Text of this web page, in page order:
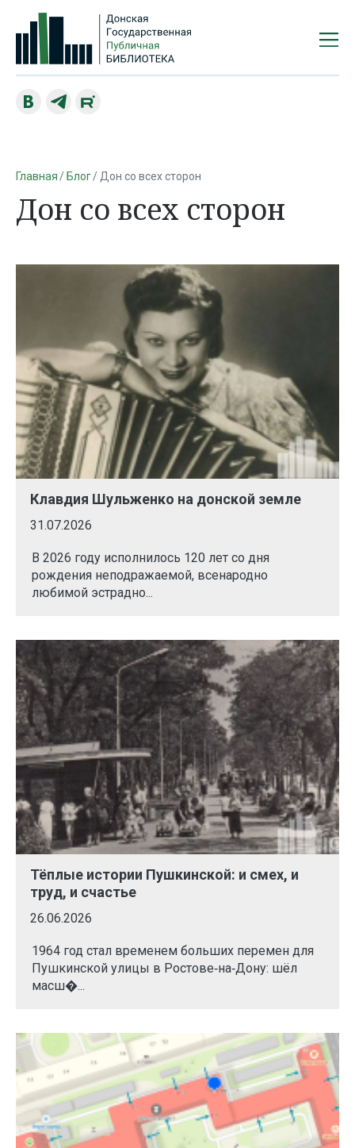
Главная Блог Дон со всех сторон
Дон со всех сторон
Клавдия Шульженко на донской земле
31.07.2026
В 2026 году исполнилось 120 лет со дня
рождения неподражаемой, всенародно
любимой эстрадно...
Тёплые истории Пушкинской: и смех, и
труд, и счастье
26.06.2026
1964 год стал временем больших перемен для
Пушкинской улицы в Ростове‑на‑Дону: шёл
масш�...